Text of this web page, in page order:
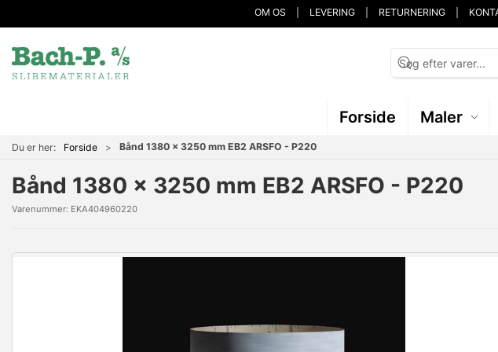
OM OS LEVERING RETURNERING
Forside Maler
Du er her: Forside Bånd 1380 x 3250 mm EB2 ARSFO - P220
Bånd 1380 x 3250 mm EB2 ARSFO - P220
Varenummer: EKA404960220